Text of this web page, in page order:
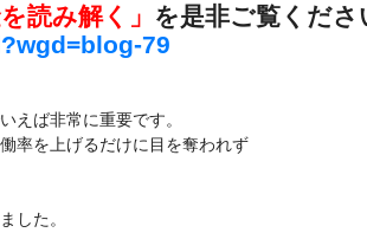
読み解く」 を是非ご覧くださ
79
えば非常に重要です。
率を上げるだけに目を奪われず
した。